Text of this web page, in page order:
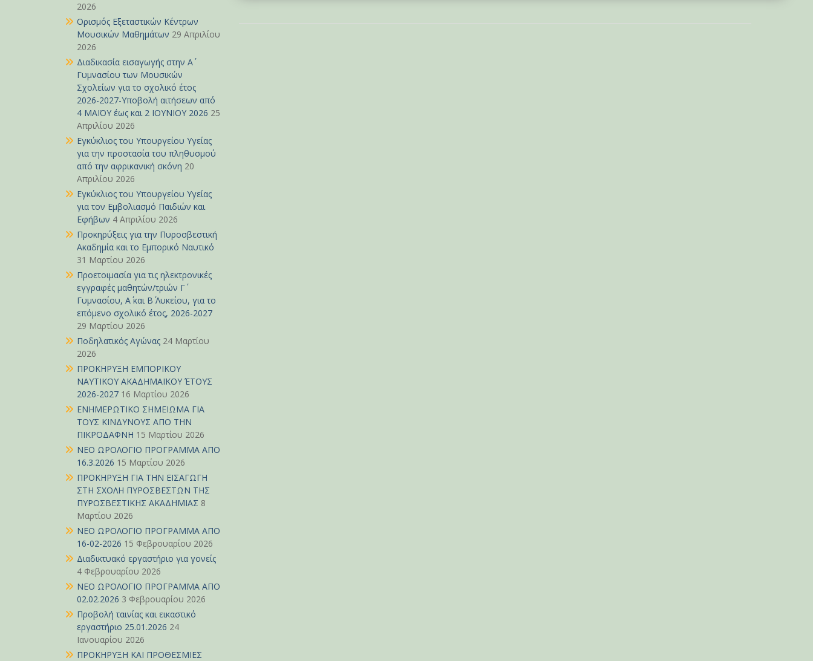
2026
Ορισμός Εξεταστικών Κέντρων
Μουσικών Μαθημάτων 29 Απριλίου
2026
Διαδικασία εισαγωγής στην Α΄
Γυμνασίου των Μουσικών
Σχολείων για το σχολικό έτος
2026-2027-Υποβολή αιτήσεων από
4 ΜΑΪΟΥ έως και 2 ΙΟΥΝΙΟΥ 2026 25
Απριλίου 2026
Εγκύκλιος του Υπουργείου Υγείας
για την προστασία του πληθυσμού
από την αφρικανική σκόνη 20
Απριλίου 2026
Εγκύκλιος του Υπουργείου Υγείας
για τον Εμβολιασμό Παιδιών και
Εφήβων 4 Απριλίου 2026
Προκηρύξεις για την Πυροσβεστική
Ακαδημία και το Εμπορικό Ναυτικό
31 Μαρτίου 2026
Προετοιμασία για τις ηλεκτρονικές
εγγραφές μαθητών/τριών Γ΄
Γυμνασίου, Α΄ και Β΄ Λυκείου, για το
επόμενο σχολικό έτος, 2026-2027
29 Μαρτίου 2026
Ποδηλατικός Αγώνας 24 Μαρτίου
2026
ΠΡΟΚΗΡΥΞΗ ΕΜΠΟΡΙΚΟΥ
ΝΑΥΤΙΚΟΥ ΑΚΑΔΗΜΑΪΚΟΥ ΈΤΟΥΣ
2026-2027 16 Μαρτίου 2026
ΕΝΗΜΕΡΩΤΙΚΟ ΣΗΜΕΙΩΜΑ ΓΙΑ
ΤΟΥΣ ΚΙΝΔΥΝΟΥΣ ΑΠΟ ΤΗΝ
ΠΙΚΡΟΔΑΦΝΗ 15 Μαρτίου 2026
ΝΕΟ ΩΡΟΛΟΓΙΟ ΠΡΟΓΡΑΜΜΑ ΑΠΟ
16.3.2026 15 Μαρτίου 2026
ΠΡΟΚΗΡΥΞΗ ΓΙΑ ΤΗΝ ΕΙΣΑΓΩΓΗ
ΣΤΗ ΣΧΟΛΗ ΠΥΡΟΣΒΕΣΤΩΝ ΤΗΣ
ΠΥΡΟΣΒΕΣΤΙΚΗΣ ΑΚΑΔΗΜΙΑΣ 8
Μαρτίου 2026
ΝΕΟ ΩΡΟΛΟΓΙΟ ΠΡΟΓΡΑΜΜΑ ΑΠΟ
16-02-2026 15 Φεβρουαρίου 2026
Διαδικτυακό εργαστήριο για γονείς
4 Φεβρουαρίου 2026
ΝΕΟ ΩΡΟΛΟΓΙΟ ΠΡΟΓΡΑΜΜΑ ΑΠΟ
02.02.2026 3 Φεβρουαρίου 2026
Προβολή ταινίας και εικαστικό
εργαστήριο 25.01.2026 24
Ιανουαρίου 2026
ΠΡΟΚΗΡΥΞΗ ΚΑΙ ΠΡΟΘΕΣΜΙΕΣ